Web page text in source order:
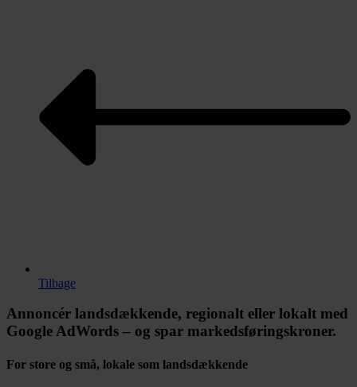
Tilbage
Annoncér landsdækkende, regionalt eller lokalt med
Google AdWords – og spar markedsføringskroner.
For store og små, lokale som landsdækkende